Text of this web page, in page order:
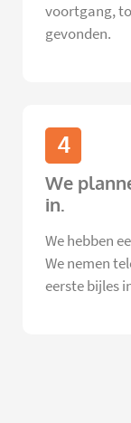
voortgang,
gevonden.
4
We
in.
We hebben
We nemen
eerste bijles